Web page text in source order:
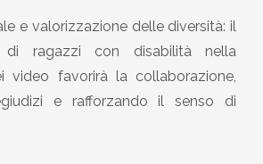
e valorizzazione delle diversità: il
di ragazzi con disabilità nella
video favorirà la collaborazione,
e rafforzando il senso di